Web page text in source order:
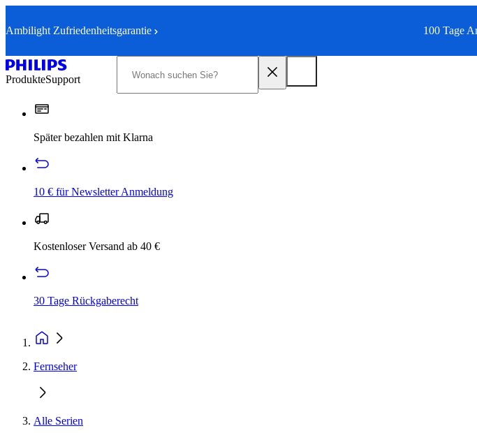
Ambilight Zufriedenheitsgarantie 100 Tage
ProdukteSupport
Später bezahlen mit Klarna
10 € für Newsletter Anmeldung
Kostenloser Versand ab 40 €
30 Tage Rückgaberecht
Fernseher
Alle Serien